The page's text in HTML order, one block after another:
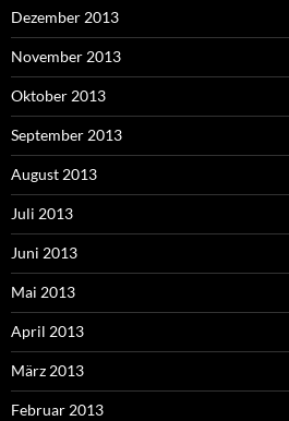
Dezember 2013
November 2013
Oktober 2013
September 2013
August 2013
Juli 2013
Juni 2013
Mai 2013
April 2013
März 2013
Februar 2013